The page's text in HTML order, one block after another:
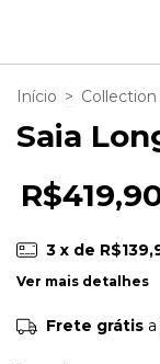
Início > Collection
Saia
3 x de
Ver mais detalhes
Frete grátis